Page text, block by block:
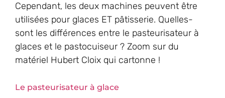
Cependant, les deux machines peuvent être
utilisées pour glaces ET pâtisserie. Quelles-
sont les différences entre le pasteurisateur à
glaces et le pastocuiseur ? Zoom sur du
matériel Hubert Cloix qui cartonne !
Le pasteurisateur à glace